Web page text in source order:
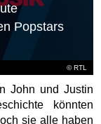
©RTL
Popstars
John und Justin
könnten
sie alle haben